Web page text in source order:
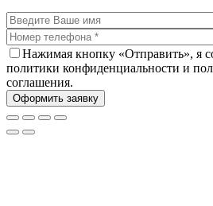
Нажимая кнопку «Отправить», я
политики конфиденциальности и
соглашения.